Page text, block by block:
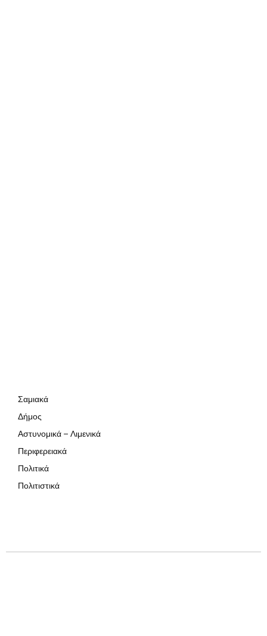
Σαμιακά
Δήμος
Αστυνομικά – Λιμενικά
Περιφερειακά
Πολιτικά
Πολιτιστικά